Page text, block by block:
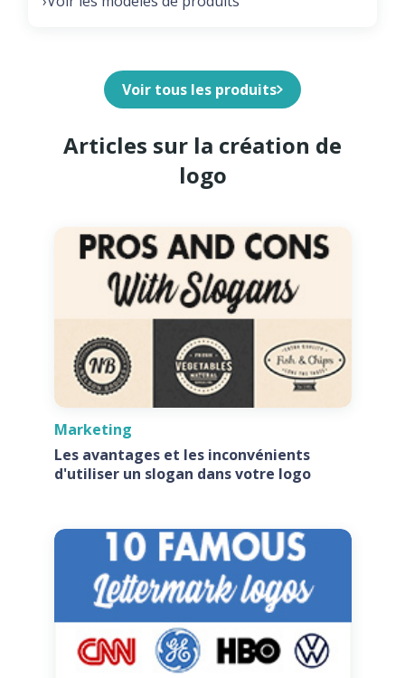
Voir tous les produits
Articles sur la création de
logo
Marketing
Les avantages et les inconvénients
d'utiliser un slogan dans votre logo